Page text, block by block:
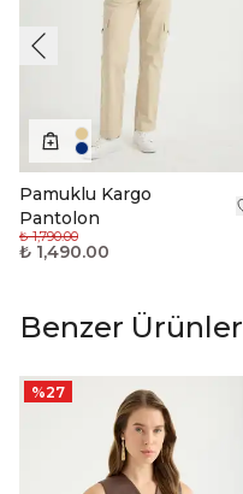
Pamuklu Kargo
Pantolon
₺ 1,790.00
₺ 1,490.00
Benzer Ürünler
%27